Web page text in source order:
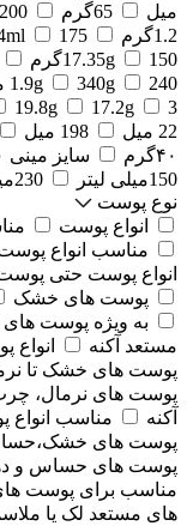
میل
65گرم 200میل
1.2گرم
175میل
17.35g
150گرم
1.9g
340g 240 میل
19.8g 17.2g 3 گرم
22 میل
198 میل
۴۰گرم
سایز مینی ۱۰ گرم
150میلی لیتر
230میل
نوع پوست
انواع پوست
مناسب انواع
انواع پوست حتی
پوست های خشک
به ویژه پوست
مستعد آکنه
پوست های خشک تا
پوست های نرمال،
آکنه
مناسب
پوست های
پوست های حساس و
مناسب برای پوست
های مستعد لک یا